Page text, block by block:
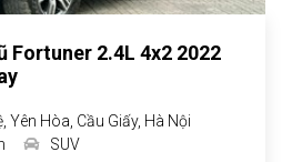
Fortuner 2.4L 4x2 2022
Yên Hòa, Cầu Giấy, Hà Nội
SUV